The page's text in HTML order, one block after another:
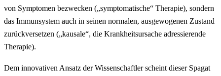
von Symptomen bezwecken („symptomatische“ Therapie), sondern
das Immunsystem auch in seinen normalen, ausgewogenen Zustand
zurückversetzen („kausale“, die Krankheitsursache adressierende
Therapie).
Dem innovativen Ansatz der Wissenschaftler scheint dieser Spagat